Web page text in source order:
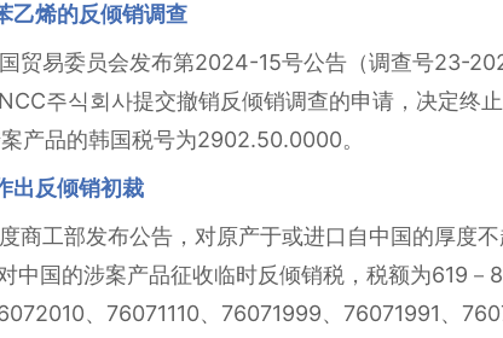
乙烯的反倾销调查
贸易委员会发布第2024-15号公告（调查号23-
주식회사提交撤销反倾销调查的申请，决定终
产品的韩国税号为2902.50.0000。
出反倾销初裁
商工部发布公告，对原产于或进口自中国的厚度
中国的涉案产品征收临时反倾销税，税额为619
、76071110、76071999、76071991、